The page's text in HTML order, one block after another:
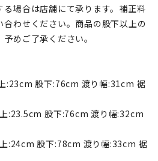
る場合は店舗にて承ります。補正料
わせください。商品の股下以上の
めご了承ください。
:23cm 股下:76cm 渡り幅:31cm 裾
:23.5cm 股下:76cm 渡り幅:32cm
:24cm 股下:78cm 渡り幅:33cm 裾